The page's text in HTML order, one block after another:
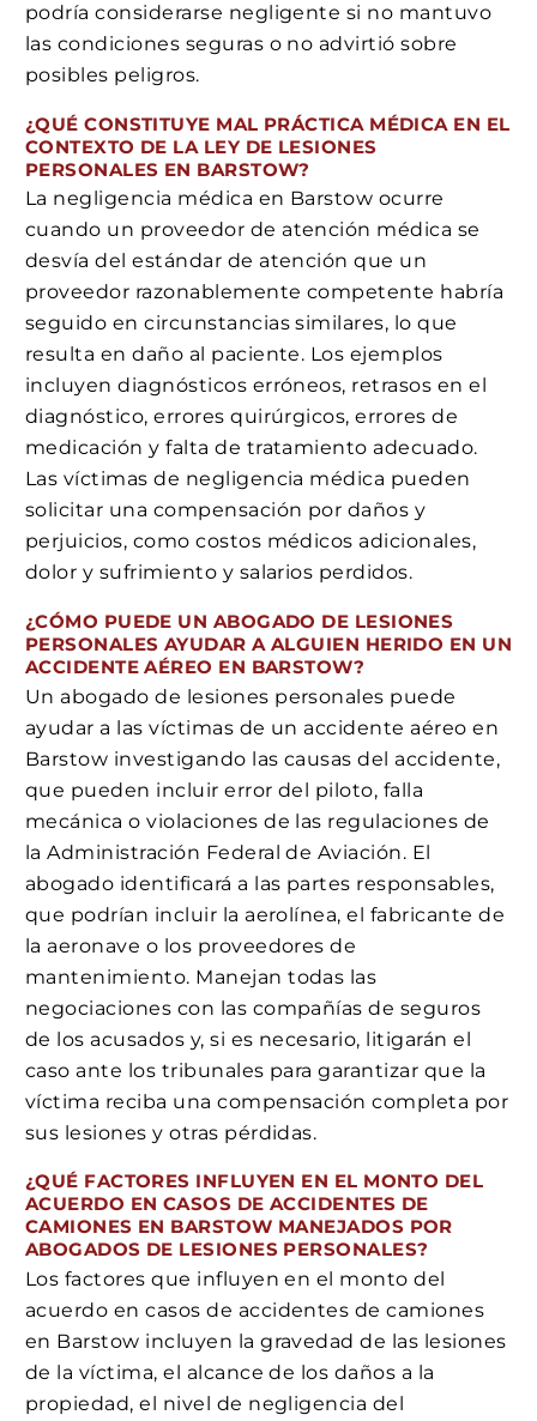
podría considerarse negligente si no mantuvo
las condiciones seguras o no advirtió sobre
posibles peligros.
¿QUÉ CONSTITUYE MAL PRÁCTICA MÉDICA EN EL
CONTEXTO DE LA LEY DE LESIONES
PERSONALES EN BARSTOW?
La negligencia médica en Barstow ocurre
cuando un proveedor de atención médica se
desvía del estándar de atención que un
proveedor razonablemente competente habría
seguido en circunstancias similares, lo que
resulta en daño al paciente. Los ejemplos
incluyen diagnósticos erróneos, retrasos en el
diagnóstico, errores quirúrgicos, errores de
medicación y falta de tratamiento adecuado.
Las víctimas de negligencia médica pueden
solicitar una compensación por daños y
perjuicios, como costos médicos adicionales,
dolor y sufrimiento y salarios perdidos.
¿CÓMO PUEDE UN ABOGADO DE LESIONES
PERSONALES AYUDAR A ALGUIEN HERIDO EN UN
ACCIDENTE AÉREO EN BARSTOW?
Un abogado de lesiones personales puede
ayudar a las víctimas de un accidente aéreo en
Barstow investigando las causas del accidente,
que pueden incluir error del piloto, falla
mecánica o violaciones de las regulaciones de
la Administración Federal de Aviación. El
abogado identificará a las partes responsables,
que podrían incluir la aerolínea, el fabricante de
la aeronave o los proveedores de
mantenimiento. Manejan todas las
negociaciones con las compañías de seguros
de los acusados ​​y, si es necesario, litigarán el
caso ante los tribunales para garantizar que la
víctima reciba una compensación completa por
sus lesiones y otras pérdidas.
¿QUÉ FACTORES INFLUYEN EN EL MONTO DEL
ACUERDO EN CASOS DE ACCIDENTES DE
CAMIONES EN BARSTOW MANEJADOS POR
ABOGADOS DE LESIONES PERSONALES?
Los factores que influyen en el monto del
acuerdo en casos de accidentes de camiones
en Barstow incluyen la gravedad de las lesiones
de la víctima, el alcance de los daños a la
propiedad, el nivel de negligencia del